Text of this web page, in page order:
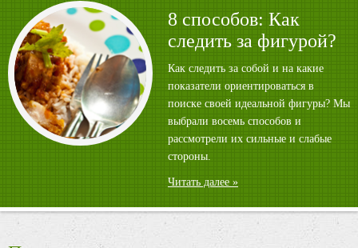
8 способов: Как
следить за фигурой?
Как следить за собой и на какие
показатели ориентироваться в
поиске своей идеальной фигуры? Мы
выбрали восемь способов и
рассмотрели их сильные и слабые
стороны.
Читать далее »